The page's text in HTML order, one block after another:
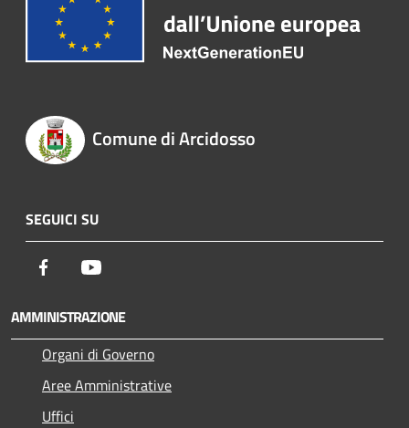
Comune di Arcidosso
SEGUICI SU
Facebook
AMMINISTRAZIONE
Organi di Governo
Aree Amministrative
Uffici